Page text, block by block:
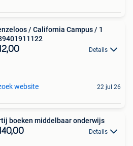
/ California Campus / 1
Details
website 22 jul 26
boeken middelbaar onderwijs
Details